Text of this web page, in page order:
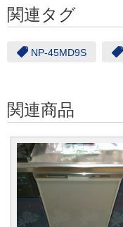
関連タグ
NP-45MD9S
関連商品